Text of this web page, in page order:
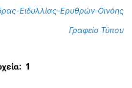
Ειδυλλίας-Ερυθρών-Οινόης
Γραφείο Τύπου
1